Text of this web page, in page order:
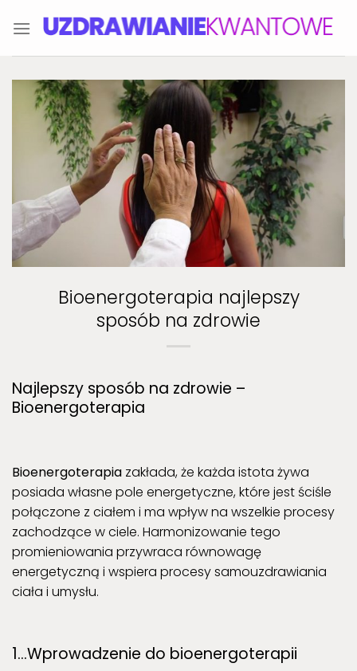
Bioenergoterapia najlepszy
sposób na zdrowie
Najlepszy sposób na zdrowie –
Bioenergoterapia
Bioenergoterapia zakłada, że każda istota żywa
posiada własne pole energetyczne, które jest ściśle
połączone z ciałem i ma wpływ na wszelkie procesy
zachodzące w ciele. Harmonizowanie tego
promieniowania przywraca równowagę
energetyczną i wspiera procesy samouzdrawiania
ciała i umysłu.
1…Wprowadzenie do bioenergoterapii